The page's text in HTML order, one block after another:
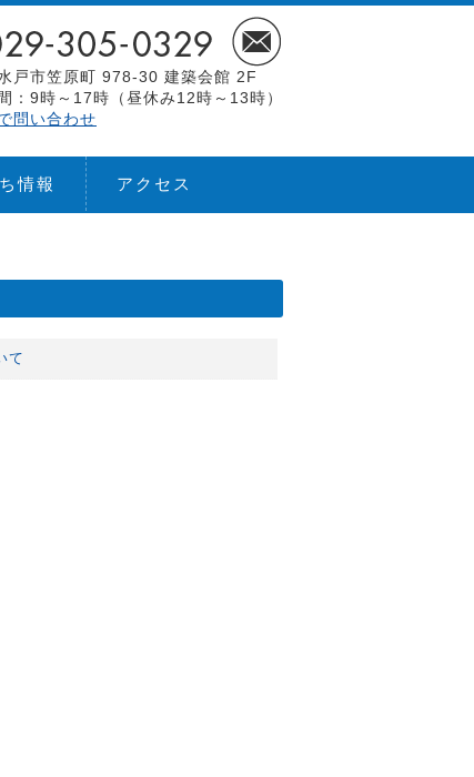
戸市笠原町 978-30 建築会館 2F
：9時～17時（昼休み12時～13時）
問い合わせ
情報 アクセス
て